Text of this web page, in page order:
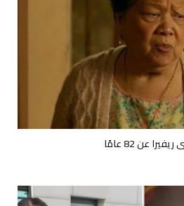
عن 82 عامًا